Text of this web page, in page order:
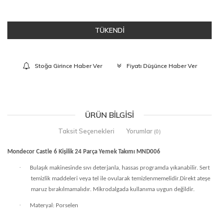
TÜKENDİ
Stoğa Girince Haber Ver Fiyatı Düşünce Haber Ver
ÜRÜN BILGISI
Taksit Seçenekleri Yorumlar (0)
Mondecor Castle 6 Kişilik 24 Parça Yemek Takımı MND006
·
Bulaşık makinesinde sıvı deterjanla, hassas programda yıkanabilir. Sert
temizlik maddeleri veya tel ile ovularak temizlenmemelidir.Direkt ateşe
maruz bırakılmamalıdır. Mikrodalgada kullanıma uygun değildir.
· Materyal: Porselen